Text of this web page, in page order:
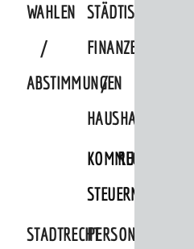
WAHLEN
/
ABSTIMMUNGEN
STÄDTISCHE
FINANZEN
/
HAUSHALT
KOMMUNALE
STEUERN
STADTRECHTPERSONALRAT